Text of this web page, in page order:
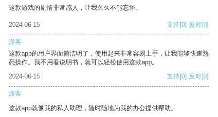
这款游戏的剧情非常感人，让我久久不能忘怀。
2024-06-15 支持[0] 反对[0]
游客
这款app的用户界面简洁明了，使用起来非常容易上手，让我能够快速熟
悉操作。我不用看说明书，就可以轻松使用这款app。
2024-06-15
支持[0] 反对[0]
游客
这款app就像我的私人助理，随时随地为我的办公提供帮助。